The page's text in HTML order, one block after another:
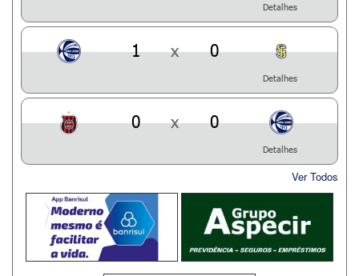
Detalhes
1 x 0
Detalhes
0 x 0
Detalhes
Ver Todos